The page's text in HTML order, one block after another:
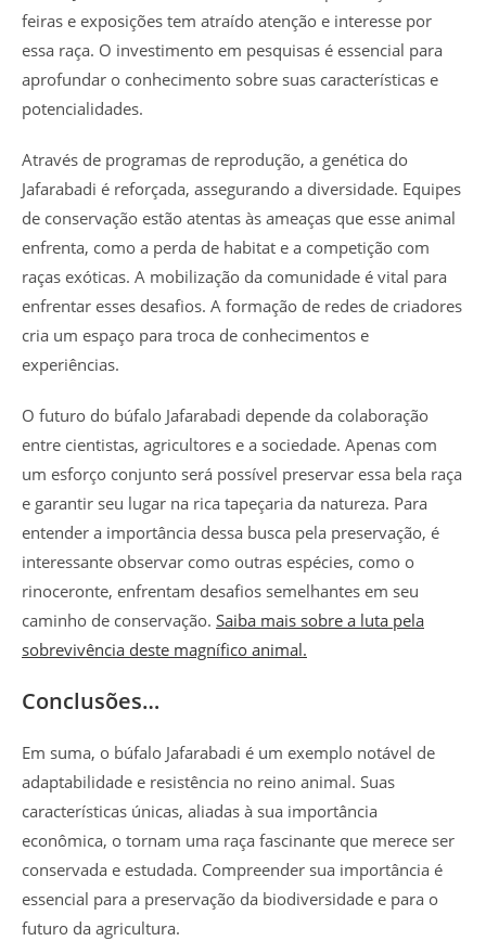
feiras e exposições tem atraído atenção e interesse por
essa raça. O investimento em pesquisas é essencial para
aprofundar o conhecimento sobre suas características e
potencialidades.
Através de programas de reprodução, a genética do
Jafarabadi é reforçada, assegurando a diversidade. Equipes
de conservação estão atentas às ameaças que esse animal
enfrenta, como a perda de habitat e a competição com
raças exóticas. A mobilização da comunidade é vital para
enfrentar esses desafios. A formação de redes de criadores
cria um espaço para troca de conhecimentos e
experiências.
O futuro do búfalo Jafarabadi depende da colaboração
entre cientistas, agricultores e a sociedade. Apenas com
um esforço conjunto será possível preservar essa bela raça
e garantir seu lugar na rica tapeçaria da natureza. Para
entender a importância dessa busca pela preservação, é
interessante observar como outras espécies, como o
rinoceronte, enfrentam desafios semelhantes em seu
caminho de conservação. Saiba mais sobre a luta pela
sobrevivência deste magnífico animal.
Conclusões…
Em suma, o búfalo Jafarabadi é um exemplo notável de
adaptabilidade e resistência no reino animal. Suas
características únicas, aliadas à sua importância
econômica, o tornam uma raça fascinante que merece ser
conservada e estudada. Compreender sua importância é
essencial para a preservação da biodiversidade e para o
futuro da agricultura.